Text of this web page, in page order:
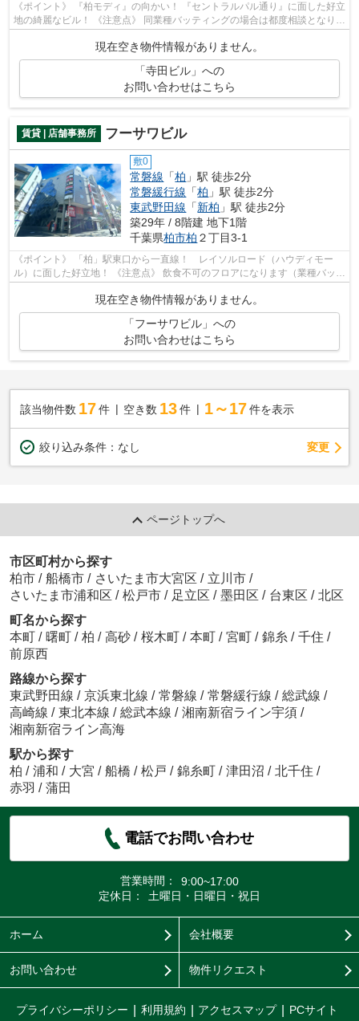
《ポイント》 『柏モディ』の向かい！ 『セントラルパル通り』に面した好立
地の綺麗なビル！ 《注意点》 同業種バッティングの場合は都度相談となりま
現在空き物件情報がありません。
「寺田ビル」への
お問い合わせはこちら
賃貸 | 店舗事務所 フーサワビル
敷0
常磐線 「柏 」駅 徒歩2分
常磐緩行線 「柏 」駅 徒歩2分
東武野田線 「新柏 」駅 徒歩2分
築29年 / 8階建 地下1階
千葉県柏市柏 ２丁目3-1
《ポイント》 「柏」駅東口から一直線！ レイソルロード（ハウディモー
ル）に面した好立地！ 《注意点》 飲食不可のフロアになります（業種バッテ
現在空き物件情報がありません。
「フーサワビル」への
お問い合わせはこちら
該当物件数 17件 空き数 13 件 1～17 件を表示
絞り込み条件： なし 変更
ページトップへ
市区町村から探す
柏市 / 船橋市 / さいたま市大宮区 / 立川市 /
さいたま市浦和区 / 松戸市 / 足立区 / 墨田区 / 台東区 / 北区
町名から探す
本町 / 曙町 / 柏 / 高砂 / 桜木町 / 本町 / 宮町 / 錦糸 / 千住 /
前原西
路線から探す
東武野田線 / 京浜東北線 / 常磐線 / 常磐緩行線 / 総武線 /
高崎線 / 東北本線 / 総武本線 / 湘南新宿ライン宇須 /
湘南新宿ライン高海
駅から探す
柏 / 浦和 / 大宮 / 船橋 / 松戸 / 錦糸町 / 津田沼 / 北千住 /
赤羽 / 蒲田
電話でお問い合わせ
営業時間：
9:00~17:00
定休日：
土曜日・日曜日・祝日
ホーム 会社概要
お問い合わせ 物件リクエスト
プライバシーポリシー 利用規約 アクセスマップ PCサイト